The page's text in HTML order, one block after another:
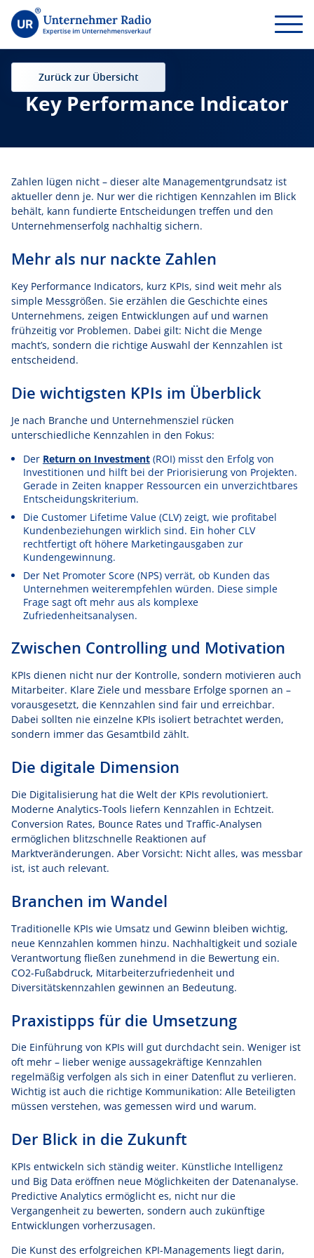
Zurück zur Übersicht
Key Performance Indicator
Zahlen lügen nicht – dieser alte Managementgrundsatz ist
aktueller denn je. Nur wer die richtigen Kennzahlen im Blick
behält, kann fundierte Entscheidungen treffen und den
Unternehmenserfolg nachhaltig sichern.
Mehr als nur nackte Zahlen
Key Performance Indicators, kurz KPIs, sind weit mehr als
simple Messgrößen. Sie erzählen die Geschichte eines
Unternehmens, zeigen Entwicklungen auf und warnen
frühzeitig vor Problemen. Dabei gilt: Nicht die Menge
macht’s, sondern die richtige Auswahl der Kennzahlen ist
entscheidend.
Die wichtigsten KPIs im Überblick
Je nach Branche und Unternehmensziel rücken
unterschiedliche Kennzahlen in den Fokus:
Der Return on Investment(ROI) misst den Erfolg von
Investitionen und hilft bei der Priorisierung von Projekten.
Gerade in Zeiten knapper Ressourcen ein unverzichtbares
Entscheidungskriterium.
Die Customer Lifetime Value (CLV) zeigt, wie profitabel
Kundenbeziehungen wirklich sind. Ein hoher CLV
rechtfertigt oft höhere Marketingausgaben zur
Kundengewinnung.
Der Net Promoter Score (NPS) verrät, ob Kunden das
Unternehmen weiterempfehlen würden. Diese simple
Frage sagt oft mehr aus als komplexe
Zufriedenheitsanalysen.
Zwischen Controlling und Motivation
KPIs dienen nicht nur der Kontrolle, sondern motivieren auch
Mitarbeiter. Klare Ziele und messbare Erfolge spornen an –
vorausgesetzt, die Kennzahlen sind fair und erreichbar.
Dabei sollten nie einzelne KPIs isoliert betrachtet werden,
sondern immer das Gesamtbild zählt.
Die digitale Dimension
Die Digitalisierung hat die Welt der KPIs revolutioniert.
Moderne Analytics-Tools liefern Kennzahlen in Echtzeit.
Conversion Rates, Bounce Rates und Traffic-Analysen
ermöglichen blitzschnelle Reaktionen auf
Marktveränderungen. Aber Vorsicht: Nicht alles, was messbar
ist, ist auch relevant.
Branchen im Wandel
Traditionelle KPIs wie Umsatz und Gewinn bleiben wichtig,
neue Kennzahlen kommen hinzu. Nachhaltigkeit und soziale
Verantwortung fließen zunehmend in die Bewertung ein.
CO2-Fußabdruck, Mitarbeiterzufriedenheit und
Diversitätskennzahlen gewinnen an Bedeutung.
Praxistipps für die Umsetzung
Die Einführung von KPIs will gut durchdacht sein. Weniger ist
oft mehr – lieber wenige aussagekräftige Kennzahlen
regelmäßig verfolgen als sich in einer Datenflut zu verlieren.
Wichtig ist auch die richtige Kommunikation: Alle Beteiligten
müssen verstehen, was gemessen wird und warum.
Der Blick in die Zukunft
KPIs entwickeln sich ständig weiter. Künstliche Intelligenz
und Big Data eröffnen neue Möglichkeiten der Datenanalyse.
Predictive Analytics ermöglicht es, nicht nur die
Vergangenheit zu bewerten, sondern auch zukünftige
Entwicklungen vorherzusagen.
Die Kunst des erfolgreichen KPI-Managements liegt darin,